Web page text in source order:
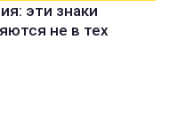
эти знаки
не в тех